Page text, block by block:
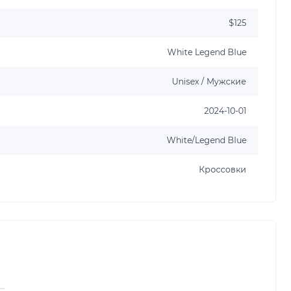
$125
White Legend Blue
Unisex / Мужские
2024-10-01
White/Legend Blue
Кроссовки